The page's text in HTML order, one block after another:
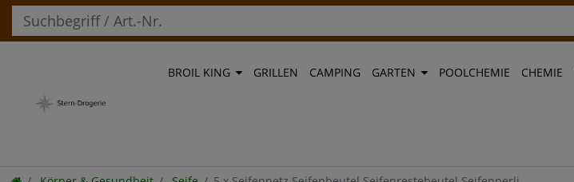
BROIL KING GRILLEN CAMPING GARTEN POOLCHEMIE CHEMIE